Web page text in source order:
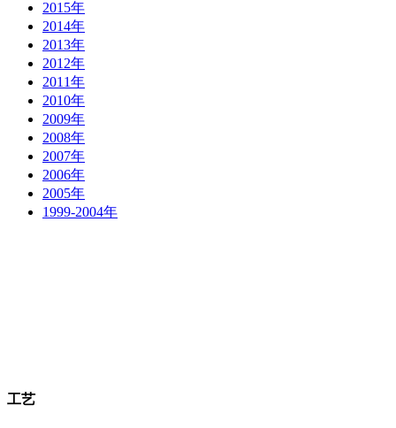
2015年
2014年
2013年
2012年
2011年
2010年
2009年
2008年
2007年
2006年
2005年
1999-2004年
工艺